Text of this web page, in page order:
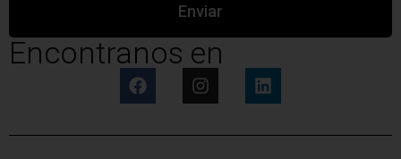
Enviar
Encontranos en